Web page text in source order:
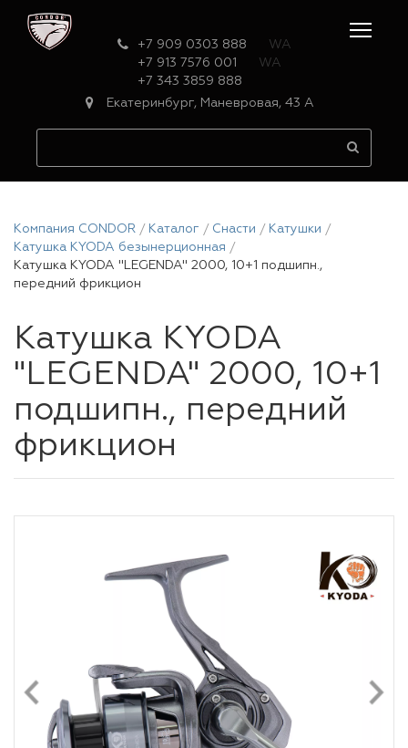
+7 909 0303 888
WA
+7 913 7576 001
WA
+7 343 3859 888
Екатеринбург, Маневровая, 43 А
Компания CONDOR Каталог Снасти
Катушки
Катушка KYODA безынерционная
Катушка KYODA "LEGENDA" 2000, 10+1 подшипн.,
передний фрикцион
Катушка KYODA
"LEGENDA" 2000, 10+1
подшипн., передний
фрикцион